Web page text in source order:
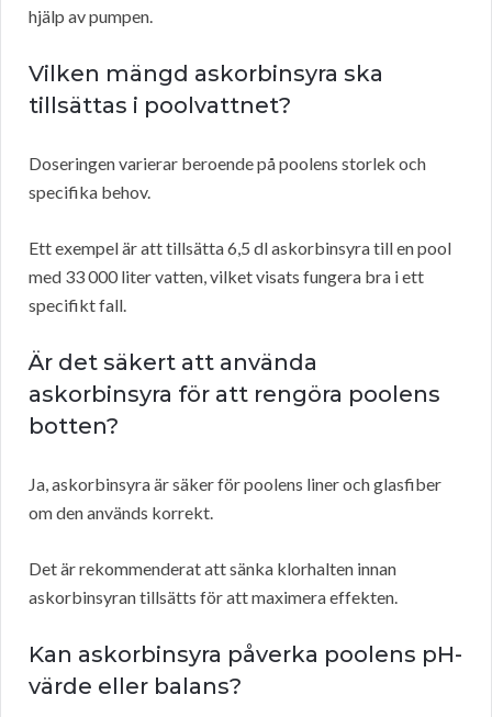
hjälp av pumpen.
Vilken mängd askorbinsyra ska
tillsättas i poolvattnet?
Doseringen varierar beroende på poolens storlek och
specifika behov.
Ett exempel är att tillsätta 6,5 dl askorbinsyra till en pool
med 33 000 liter vatten, vilket visats fungera bra i ett
specifikt fall.
Är det säkert att använda
askorbinsyra för att rengöra poolens
botten?
Ja, askorbinsyra är säker för poolens liner och glasfiber
om den används korrekt.
Det är rekommenderat att sänka klorhalten innan
askorbinsyran tillsätts för att maximera effekten.
Kan askorbinsyra påverka poolens pH-
värde eller balans?